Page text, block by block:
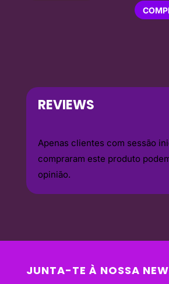
REVIEWS
Apenas clientes com sessão
compraram este produto
opinião.
JUNTA-TE À NOSSA